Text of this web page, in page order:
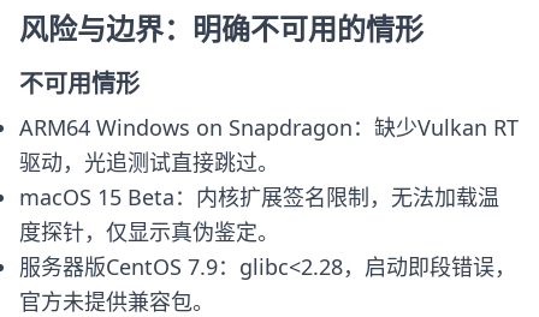
风险与边界：明确不可用的情形
不可用情形
ARM64 Windows on Snapdragon：缺少Vulkan RT
驱动，光追测试直接跳过。
macOS 15 Beta：内核扩展签名限制，无法加载温
度探针，仅显示真伪鉴定。
服务器版CentOS 7.9：glibc<2.28，启动即段错误，
官方未提供兼容包。